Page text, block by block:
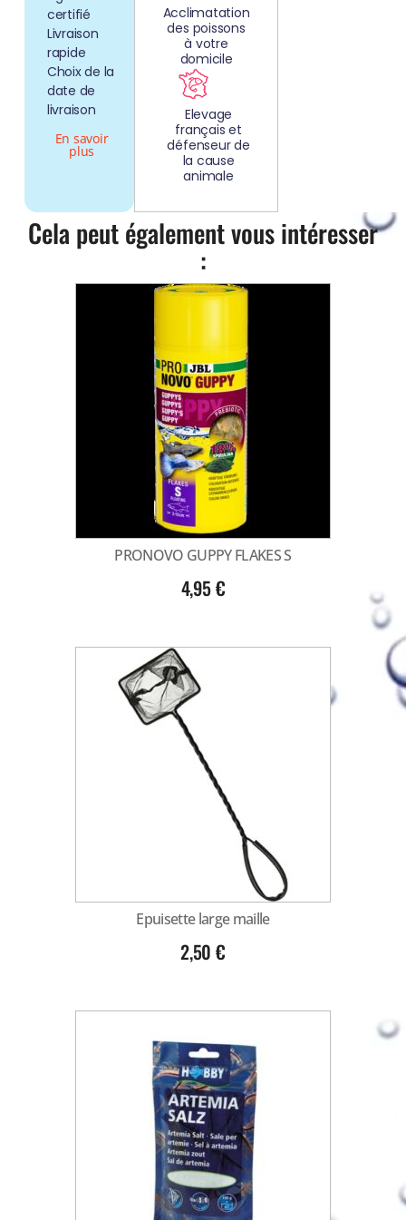
certifié
Livraison
rapide
Choix de la
date de
livraison
En savoir
plus
Acclimatation
des poissons
à votre
domicile
Elevage
français et
défenseur de
la cause
animale
Cela peut également vous intéresser
:
PRONOVO GUPPY FLAKES S
4,95€
Epuisette large maille
2,50€